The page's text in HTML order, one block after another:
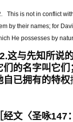
This is not in conflict
by their names; for
He possesses by
这与先知所说
们的名字叫它
自已拥有的特权
经文〈圣咏147